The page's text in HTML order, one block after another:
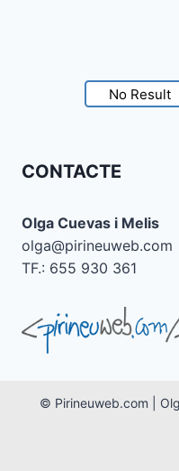
No Result
CONTACTE
Olga Cuevas i Melis
olga@pirineuweb.com
TF.: 655 930 361
© Pirineuweb.com |